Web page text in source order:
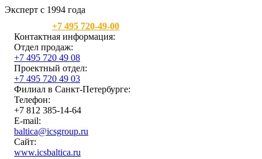
Эксперт с 1994 года
+7 495 720-49-00
Контактная информация:
Отдел продаж:
+7 495 720 49 08
Проектный отдел:
+7 495 720 49 03
Филиал в Санкт-Петербурге:
Телефон:
+7 812 385-14-64
E-mail:
baltica@icsgroup.ru
Сайт:
www.icsbaltica.ru